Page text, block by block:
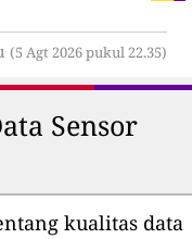
(5 Agt 2026 pukul 22.35)
Sensor
kualitas data